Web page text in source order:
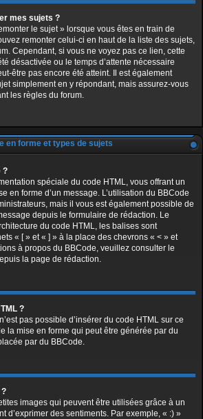
mes sujets ?
le sujet » lorsque vous êtes en train de
remonter celui-ci en haut de la liste des sujets,
Cependant, si vous ne voyez pas ce lien, cette
désactivée ou le temps d’attente nécessaire
être pas encore été atteint. Il est également
simplement en y répondant, mais assurez-vous
les règles du forum.
en forme et types de sujets
?
spéciale du code HTML, vous offrant un
en forme d’un message. L’utilisation du BBCode
mais il vous est également possible de
depuis le formulaire de rédaction. Le
du code HTML, les balises sont
« [ » et « ] » à la place des chevrons « < » et
à propos du BBCode, veuillez consulter le
la page de rédaction.
?
pas possible d’insérer du code HTML sur ce
la mise en forme qui peut être générée par du
par du BBCode.
images qui peuvent être utilisées grâce à un
d’exprimer des sentiments. Par exemple, « :) »